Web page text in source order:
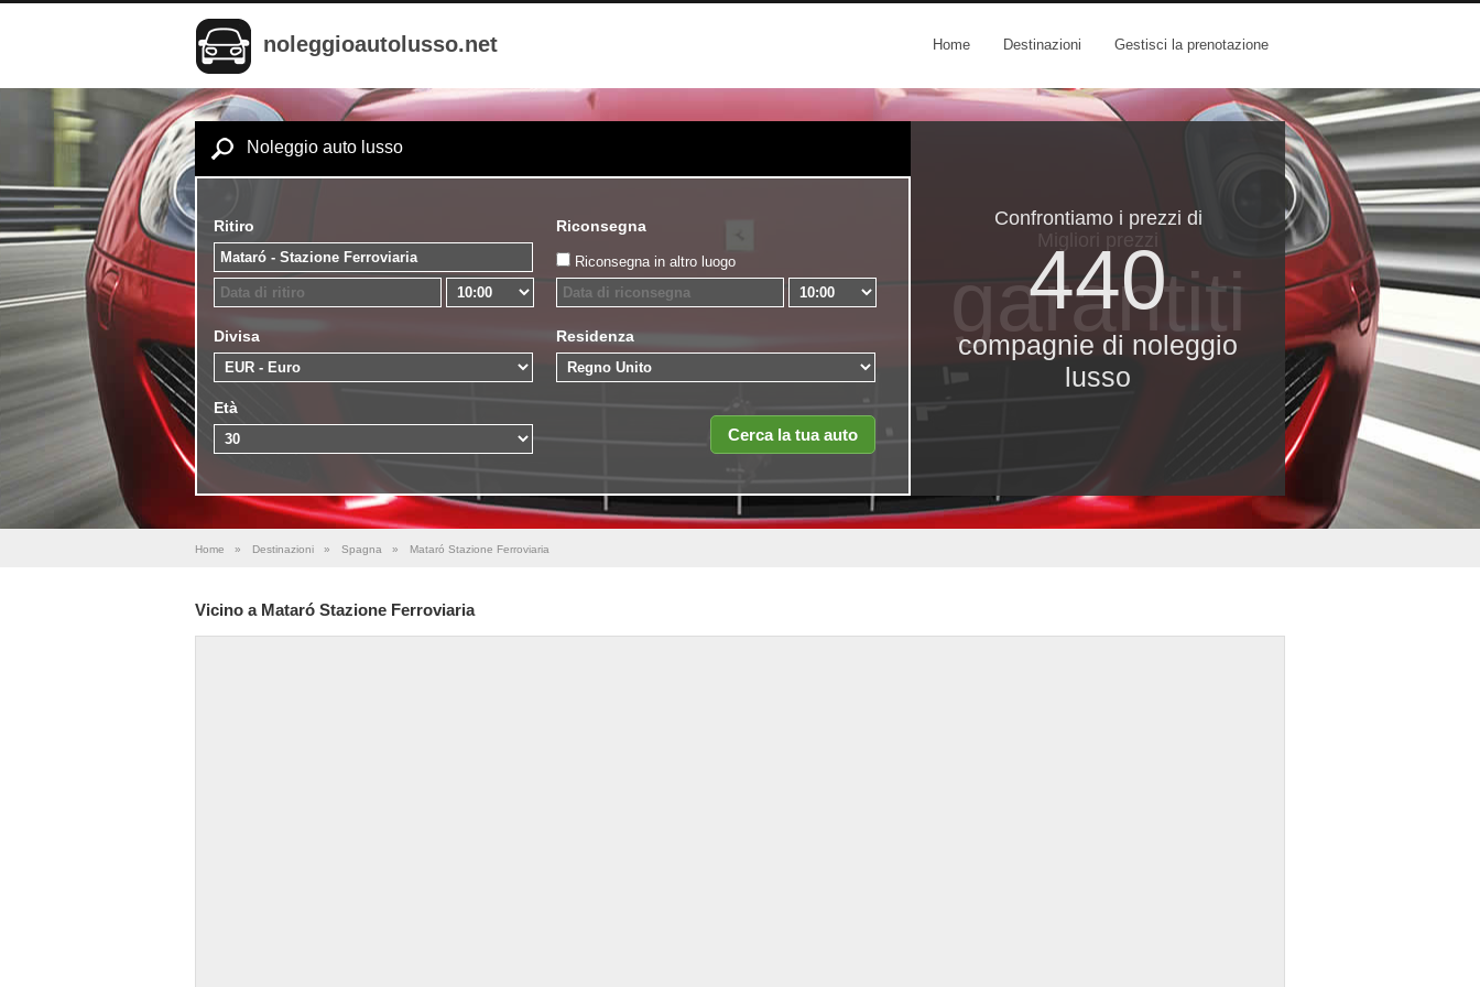
noleggioautolusso.net Home Destinazioni Gestisci la prenotazione
Noleggio auto lusso
Ritiro Riconsegna
Riconsegna in altro luogo
Divisa Residenza
Età
Confrontiamo i prezzi di
440
compagnie di noleggio
lusso
Migliori prezzi
garantiti
Home » Destinazioni » Spagna » Mataró Stazione Ferroviaria
Vicino a Mataró Stazione Ferroviaria